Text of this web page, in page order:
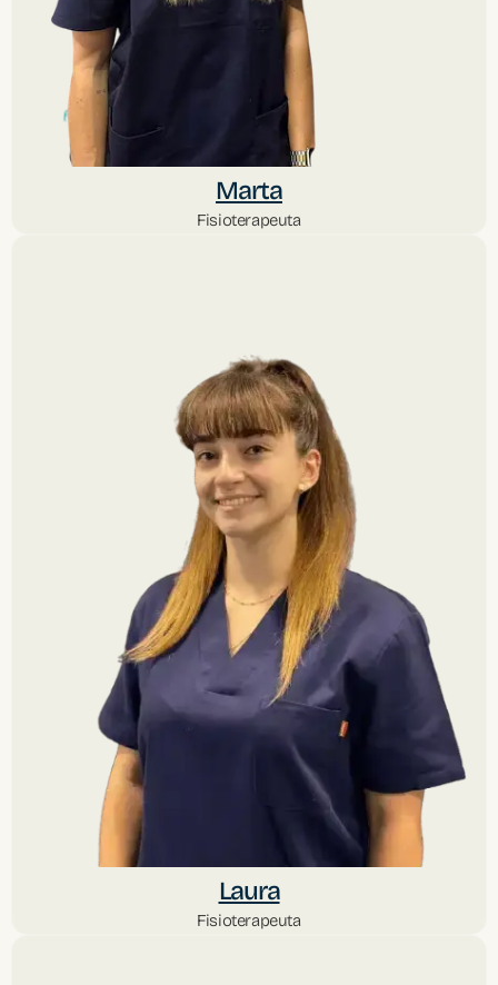
Marta
Fisioterapeuta
Laura
Fisioterapeuta